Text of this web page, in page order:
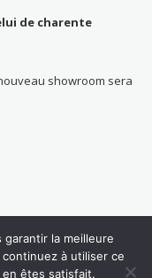
de charente
showroom sera
la meilleure
à utiliser ce
êtes satisfait.